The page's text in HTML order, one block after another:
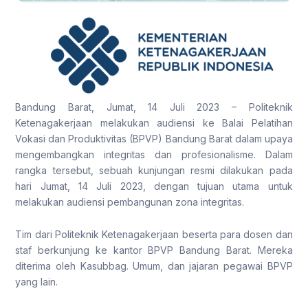
Bandung Barat, Jumat, 14 Juli 2023 – Politeknik
Ketenagakerjaan melakukan audiensi ke Balai Pelatihan
Vokasi dan Produktivitas (BPVP) Bandung Barat dalam upaya
mengembangkan integritas dan profesionalisme. Dalam
rangka tersebut, sebuah kunjungan resmi dilakukan pada
hari Jumat, 14 Juli 2023, dengan tujuan utama untuk
melakukan audiensi pembangunan zona integritas.
Tim dari Politeknik Ketenagakerjaan beserta para dosen dan
staf berkunjung ke kantor BPVP Bandung Barat. Mereka
diterima oleh Kasubbag. Umum, dan jajaran pegawai BPVP
yang lain.